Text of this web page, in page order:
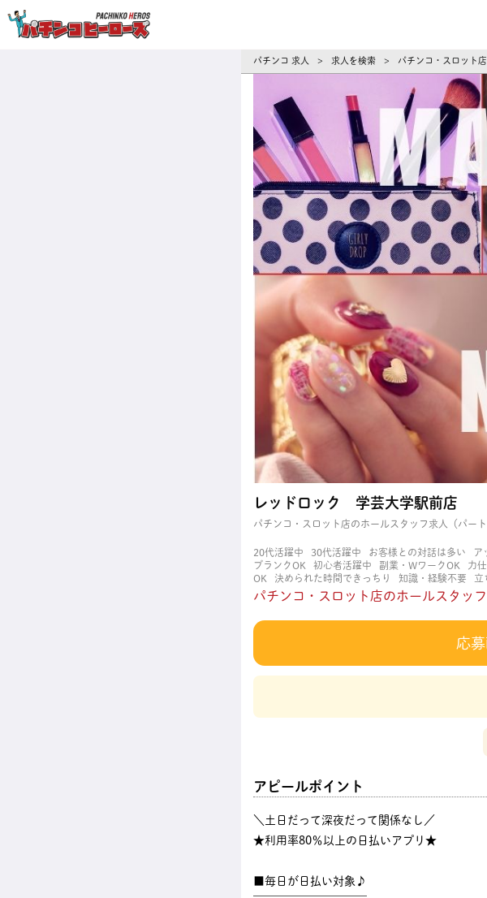
パチンコ 求人 > 求人を検索 > パチンコ・スロット
レッドロック 学芸大学駅前店
パチンコ・スロット店のホールスタッフ求人（パート
20代活躍中 30代活躍中 お客様との対話は多い ア
ブランクOK
初心者活躍中 副業・WワークOK 力
OK
決められた時間できっちり 知識・経験不要 立
職場
週4日以上OK 長く働ける 長期歓迎 髪型自由
パチンコ・スロット店のホールスタッ
応
アピールポイント
＼土日だって深夜だって関係なし／
★利用率80％以上の日払いアプリ★
■毎日が日払い対象♪